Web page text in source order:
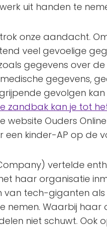
uit handen te
onze aandacht.
veel gevoelige
gegevens over
gegevens,
gevolgen
zandbak kan je tot
website Ouders
een kinder-AP op de
vertelde
haar organisatie
van tech-giganten
nemen. Waarbij haar
niet schuwt. Ook